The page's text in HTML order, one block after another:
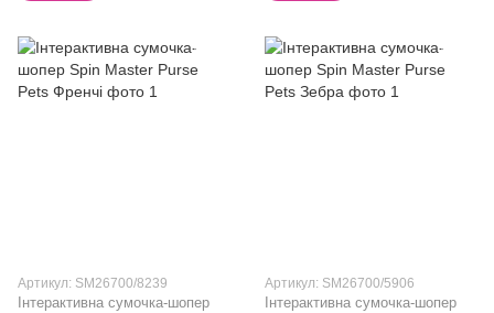
Артикул: SM26700/8239
Інтерактивна сумочка-шопер
Артикул: SM26700/5906
Інтерактивна сумочка-шопер